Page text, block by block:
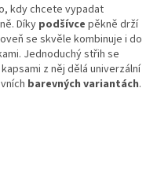
kdy chcete vypadat
Díky podšívce pěkně drží
se skvěle kombinuje i do
Jednoduchý střih se
z něj dělá univerzální
barevných variantách.